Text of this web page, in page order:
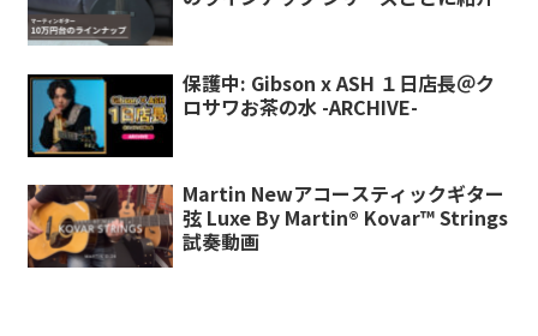
保護中: Gibson x ASH １日店長＠ク
ロサワお茶の水 -ARCHIVE-
Martin Newアコースティックギター
弦 Luxe By Martin® Kovar™ Strings
試奏動画